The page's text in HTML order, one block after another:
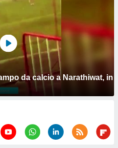
da calcio a Narathiwat, in